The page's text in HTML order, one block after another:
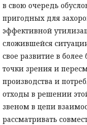
в свою очередь
пригодных для
эффективной
сложившейся
свое развитие в более
точки зрения и
производства и
отходы в решении
звеном в цепи
рассматривать